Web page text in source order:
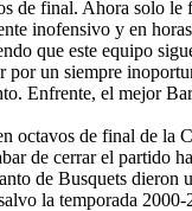
de final. Ahora solo
inofensivo y en
que este equipo
un siempre
Enfrente, el mejor
octavos de final de
de cerrar el partido
de Busquets
la temporada